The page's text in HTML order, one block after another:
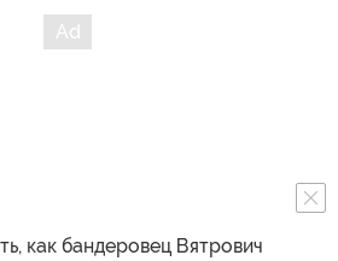
как бандеровец Вятрович